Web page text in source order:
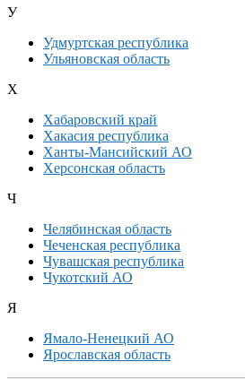
У
Удмуртская республика
Ульяновская область
Х
Хабаровский край
Хакасия республика
Ханты-Мансийский АО
Херсонская область
Ч
Челябинская область
Чеченская республика
Чувашская республика
Чукотский АО
Я
Ямало-Ненецкий АО
Ярославская область